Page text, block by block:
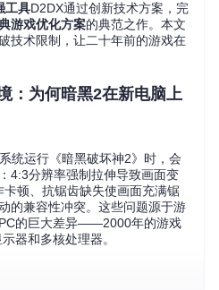
工具D2DX通过创新技术方案，完
游戏优化方案的典范之作。本文
技术限制，让二十年前的游戏在
：为何暗黑2在新电脑上
统运行《暗黑破坏神2》时，会
4:3分辨率强制拉伸导致画面变
顿、抗锯齿缺失使画面充满锯
的兼容性冲突。这些问题源于游
的巨大差异——2000年的游戏
器和多核处理器。